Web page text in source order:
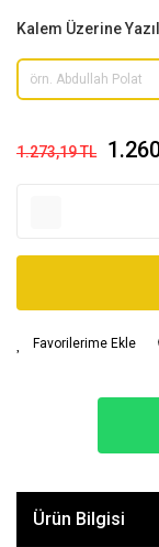
Kalem Üzerine
1.273,19 TL
Ürün Bilgisi